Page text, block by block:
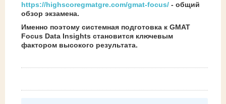
https://highscoregmatgre.com/gmat-focus/ - общий
обзор экзамена.
Именно поэтому системная подготовка к GMAT
Focus Data Insights становится ключевым
фактором высокого результата.